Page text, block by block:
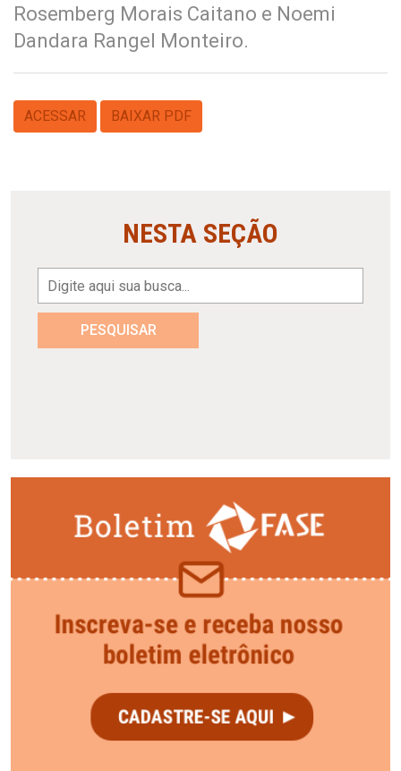
Rosemberg Morais Caitano e Noemi
Dandara Rangel Monteiro.
ACESSAR BAIXAR PDF
NESTA SEÇÃO
PESQUISAR